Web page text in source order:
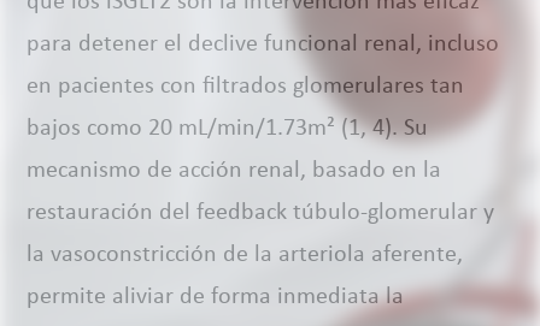
para detener el declive funcional renal, incluso
en pacientes con filtrados glomerulares tan
bajos como 20 mL/min/1.73m² (1, 4). Su
mecanismo de acción renal, basado en la
restauración del feedback túbulo-glomerular y
la vasoconstricción de la arteriola aferente,
permite aliviar de forma inmediata la